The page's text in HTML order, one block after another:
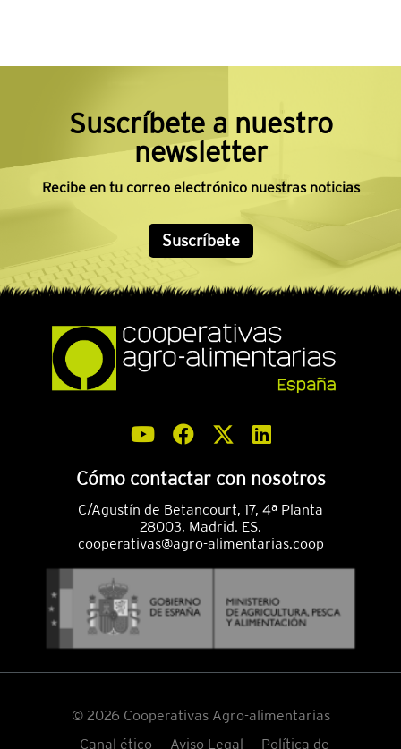
Suscríbete a nuestro
newsletter
Recibe en tu correo electrónico nuestras noticias
Suscríbete
Cómo contactar con nosotros
C/Agustín de Betancourt, 17, 4ª Planta
28003, Madrid. ES.
cooperativas@agro-alimentarias.coop
© 2026 Cooperativas Agro-alimentarias
Canal ético
Aviso Legal Política de